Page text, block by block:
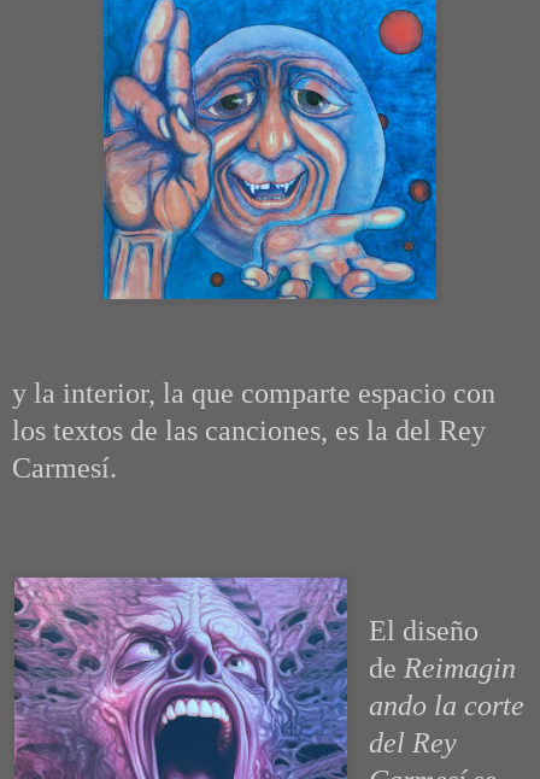
y la interior, la que comparte espacio con
los textos de las canciones, es la del Rey
Carmesí.
El diseño
de Reimagin
ando la corte
del Rey